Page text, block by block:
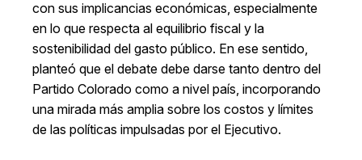
con sus implicancias económicas, especialmente
en lo que respecta al equilibrio fiscal y la
sostenibilidad del gasto público. En ese sentido,
planteó que el debate debe darse tanto dentro del
Partido Colorado como a nivel país, incorporando
una mirada más amplia sobre los costos y límites
de las políticas impulsadas por el Ejecutivo.